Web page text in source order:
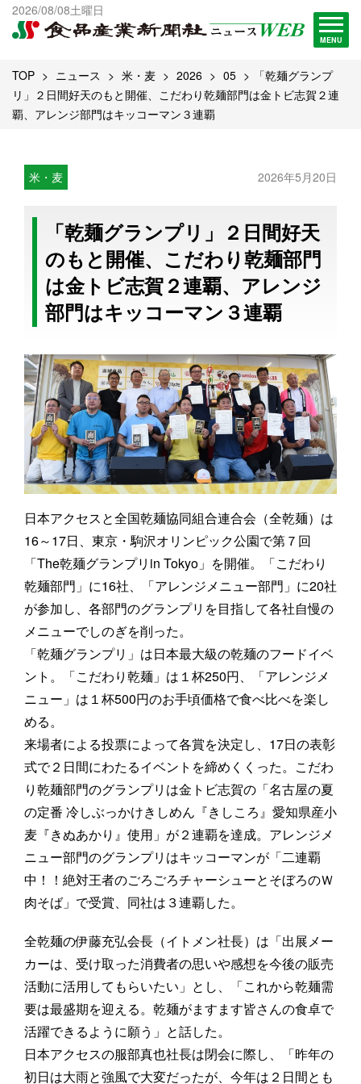
2026/08/08土曜日
MENU
出版物一覧へ
試読・購読申し込み
TOP ニュース 米・麦 2026 05
「乾麺グランプ
リ」２日間好天のもと開催、こだわり乾麺部門は金トビ志賀２連
覇、アレンジ部門はキッコーマン３連覇
米・麦 2026年5月20日
「乾麺グランプリ」２日間好天
のもと開催、こだわり乾麺部門
は金トビ志賀２連覇、アレンジ
部門はキッコーマン３連覇
日本アクセスと全国乾麺協同組合連合会（全乾麺）は
16～17日、東京・駒沢オリンピック公園で第７回
「The乾麺グランプリin Tokyo」を開催。「こだわり
乾麺部門」に16社、「アレンジメニュー部門」に20社
が参加し、各部門のグランプリを目指して各社自慢の
メニューでしのぎを削った。
「乾麺グランプリ」は日本最大級の乾麺のフードイベ
ント。「こだわり乾麺」は１杯250円、「アレンジメ
ニュー」は１杯500円のお手頃価格で食べ比べを楽し
める。
来場者による投票によって各賞を決定し、17日の表彰
式で２日間にわたるイベントを締めくくった。こだわ
り乾麺部門のグランプリは金トビ志賀の「名古屋の夏
の定番 冷しぶっかけきしめん『きしころ』愛知県産小
麦『きぬあかり』使用」が２連覇を達成。アレンジメ
ニュー部門のグランプリはキッコーマンが「二連覇
中！！絶対王者のごろごろチャーシューとそぼろのＷ
肉そば」で受賞、同社は３連覇した。
全乾麺の伊藤充弘会長（イトメン社長）は「出展メー
カーは、受け取った消費者の思いや感想を今後の販売
活動に活用してもらいたい」とし、「これから乾麺需
要は最盛期を迎える。乾麺がますます皆さんの食卓で
活躍できるように願う」と話した。
日本アクセスの服部真也社長は閉会に際し、「昨年の
初日は大雨と強風で大変だったが、今年は２日間とも